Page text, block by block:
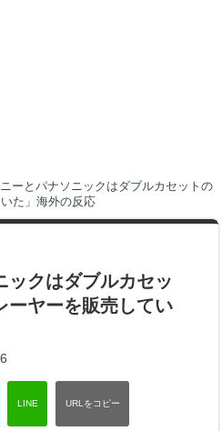
ニーとパナソニックはダブルカセットの
た」海外の反応
ックはダブルカセッ
ーヤーを販売してい